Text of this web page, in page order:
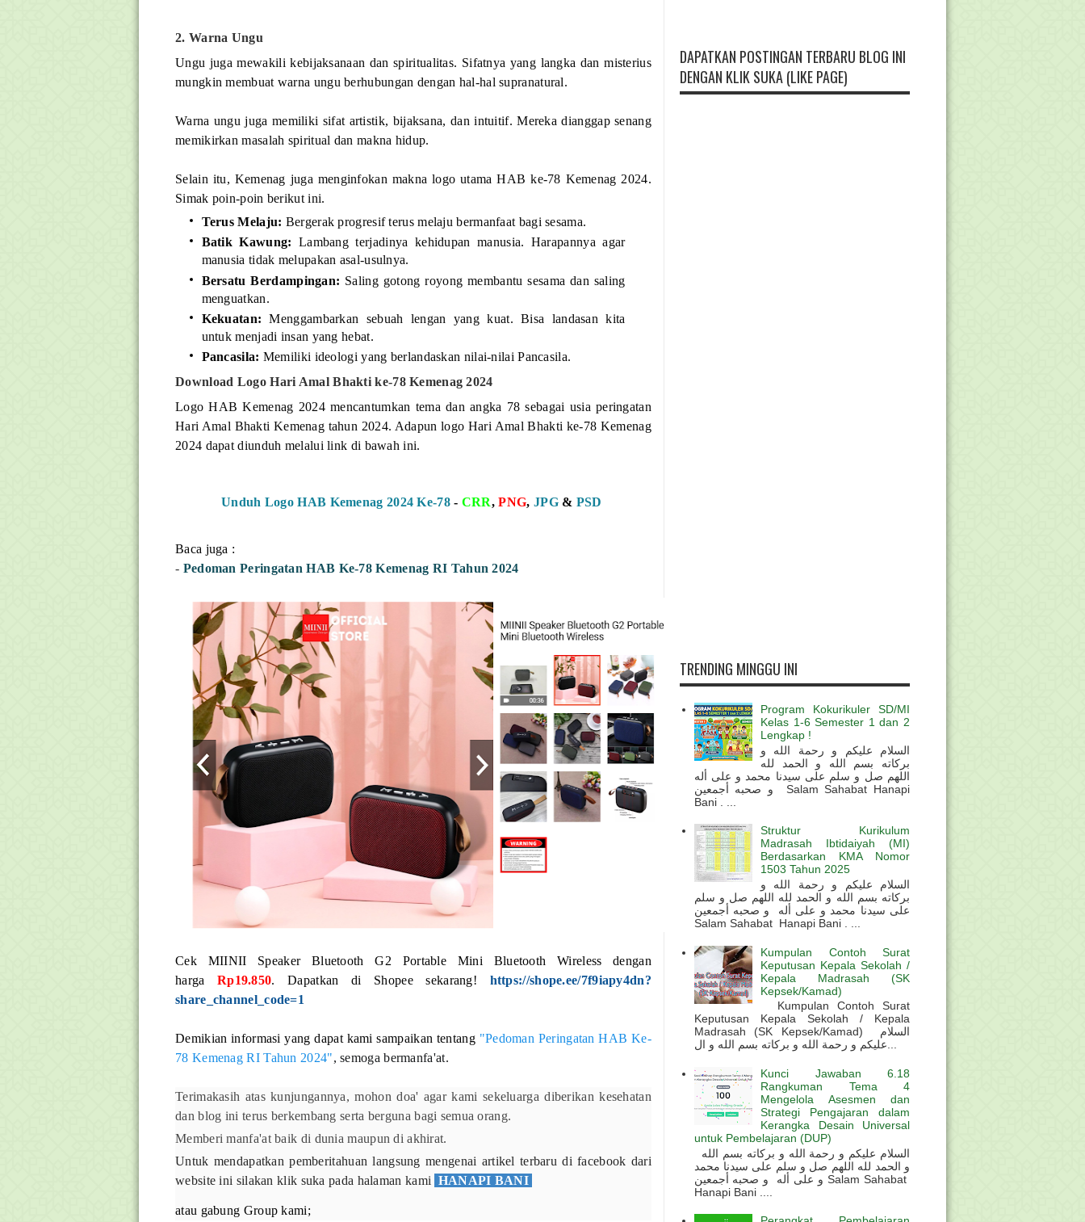
2. Warna Ungu
Ungu juga mewakili kebijaksanaan dan spiritualitas. Sifatnya yang langka dan misterius
mungkin membuat warna ungu berhubungan dengan hal-hal supranatural.
Warna ungu juga memiliki sifat artistik, bijaksana, dan intuitif. Mereka dianggap senang
memikirkan masalah spiritual dan makna hidup.
Selain itu, Kemenag juga menginfokan makna logo utama HAB ke-78 Kemenag 2024.
Simak poin-poin berikut ini.
Terus Melaju: Bergerak progresif terus melaju bermanfaat bagi sesama.
Batik Kawung: Lambang terjadinya kehidupan manusia. Harapannya agar
manusia tidak melupakan asal-usulnya.
Bersatu Berdampingan: Saling gotong royong membantu sesama dan saling
menguatkan.
Kekuatan: Menggambarkan sebuah lengan yang kuat. Bisa landasan kita
untuk menjadi insan yang hebat.
Pancasila: Memiliki ideologi yang berlandaskan nilai-nilai Pancasila.
Download Logo Hari Amal Bhakti ke-78 Kemenag 2024
Logo HAB Kemenag 2024 mencantumkan tema dan angka 78 sebagai usia peringatan
Hari Amal Bhakti Kemenag tahun 2024. Adapun logo Hari Amal Bhakti ke-78 Kemenag
2024 dapat diunduh melalui link di bawah ini.
Unduh Logo HAB Kemenag 2024 Ke-78 - CRR, PNG, JPG & PSD
Baca juga :
- Pedoman Peringatan HAB Ke-78 Kemenag RI Tahun 2024
Cek MIINII Speaker Bluetooth G2 Portable Mini Bluetooth Wireless dengan
harga Rp19.850. Dapatkan di Shopee sekarang! https://shope.ee/7f9iapy4dn?
share_channel_code=1
Demikian informasi yang dapat kami sampaikan tentang "Pedoman Peringatan HAB Ke-
78 Kemenag RI Tahun 2024", semoga bermanfa'at.
Terimakasih atas kunjungannya, mohon doa' agar kami sekeluarga diberikan kesehatan
dan blog ini terus berkembang serta berguna bagi semua orang.
Memberi manfa'at baik di dunia maupun di akhirat.
Untuk mendapatkan pemberitahuan langsung mengenai artikel terbaru di facebook dari
website ini silakan klik suka pada halaman kami HANAPI BANI
atau gabung Group kami;
DAPATKAN POSTINGAN TERBARU BLOG INI
DENGAN KLIK SUKA (LIKE PAGE)
TRENDING MINGGU INI
Program Kokurikuler SD/MI
Kelas 1-6 Semester 1 dan 2
Lengkap !
السلام عليكم و رحمة الله و
بركاته بسم الله و الحمد لله
اللهم صل و سلم على سيدنا محمد و على أله
و صحبه أجمعين Salam Sahabat Hanapi
Bani . ...
Struktur Kurikulum
Madrasah Ibtidaiyah (MI)
Berdasarkan KMA Nomor
1503 Tahun 2025
السلام عليكم و رحمة الله و
بركاته بسم الله و الحمد لله اللهم صل و سلم
على سيدنا محمد و على أله و صحبه أجمعين
Salam Sahabat Hanapi Bani . ...
Kumpulan Contoh Surat
Keputusan Kepala Sekolah /
Kepala Madrasah (SK
Kepsek/Kamad)
Kumpulan Contoh Surat
Keputusan Kepala Sekolah / Kepala
Madrasah (SK Kepsek/Kamad) السلام
عليكم و رحمة الله و بركاته بسم الله و ال...
Kunci Jawaban 6.18
Rangkuman Tema 4
Mengelola Asesmen dan
Strategi Pengajaran dalam
Kerangka Desain Universal
untuk Pembelajaran (DUP)
و الحمد لله اللهم صل و سلم على سيدنا محمد
و على أله و صحبه أجمعين Salam Sahabat
Hanapi Bani ....